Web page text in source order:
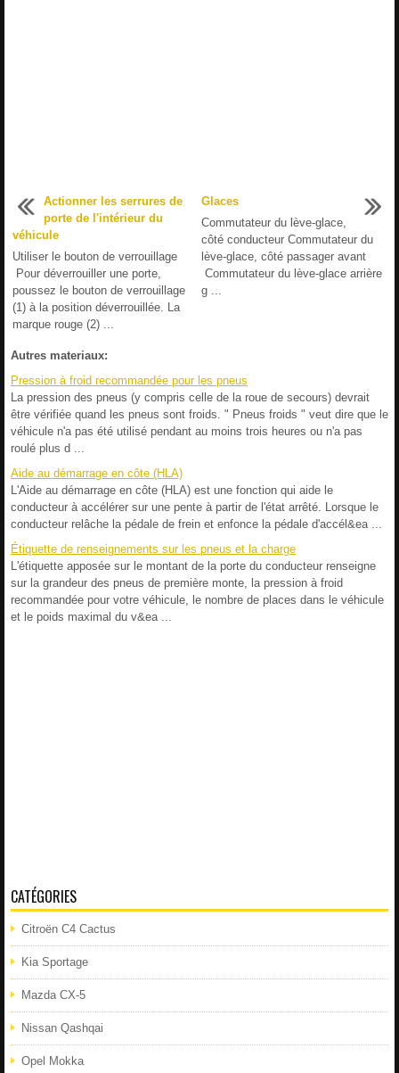
Actionner les serrures de
porte de l'intérieur du
véhicule
Utiliser le bouton de verrouillage
Pour déverrouiller une porte,
poussez le bouton de verrouillage
(1) à la position déverrouillée. La
marque rouge (2) ...
Glaces
Commutateur du lève-glace,
côté conducteur Commutateur du
lève-glace, côté passager avant
Commutateur du lève-glace arrière
g ...
Autres materiaux:
Pression à froid recommandée pour les pneus
La pression des pneus (y compris celle de la roue de secours) devrait
être vérifiée quand les pneus sont froids. " Pneus froids " veut dire que le
véhicule n'a pas été utilisé pendant au moins trois heures ou n'a pas
roulé plus d ...
Aide au démarrage en côte (HLA)
L'Aide au démarrage en côte (HLA) est une fonction qui aide le
conducteur à accélérer sur une pente à partir de l'état arrêté. Lorsque le
conducteur relâche la pédale de frein et enfonce la pédale d'accél&ea ...
Étiquette de renseignements sur les pneus et la charge
L'étiquette apposée sur le montant de la porte du conducteur renseigne
sur la grandeur des pneus de première monte, la pression à froid
recommandée pour votre véhicule, le nombre de places dans le véhicule
et le poids maximal du v&ea ...
CATÉGORIES
Citroën C4 Cactus
Kia Sportage
Mazda CX-5
Nissan Qashqai
Opel Mokka